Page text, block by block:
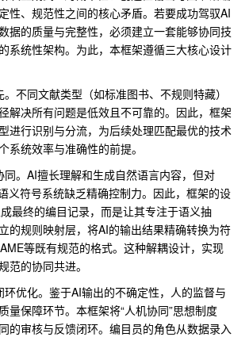
性、规范性之间的核心矛盾。若要成功驾驭AI
据的质量与完整性，必须建立一套能够协同技
系统性架构。为此，本框架遵循三大核心设计
。不同文献类型（如标准图书、不规则特藏）
解决所有问题是低效且不可靠的。因此，框架
进行识别与分流，为后续处理匹配最优的技术
系统效率与准确性的前提。
同。AI擅长理解和生成自然语言内容，但对
义符号系统缺乏精确控制力。因此，框架的设
最终的编目记录，而是让其专注于语义抽
的规则映射层，将AI的输出结果精确转换为符
等既有规范的格式。这种解耦设计，实现
范的协同共进。
环优化。鉴于AI输出的不确定性，人的监督与
量保障环节。本框架将“人机协同”思想制度
的审核与反馈闭环。编目员的角色从数据录入